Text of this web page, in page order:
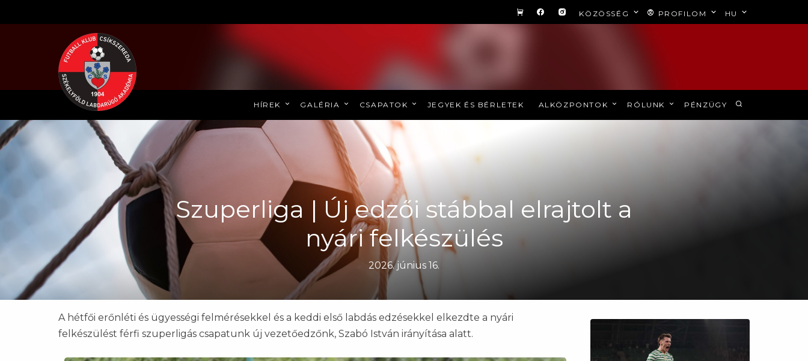
KÖZÖSSÉG PROFILOM HU
HÍREK GALÉRIA CSAPATOK JEGYEK ÉS BÉRLETEK ALKÖZPONTOK RÓLUNK PÉNZÜGY
Szuperliga | Új edzői stábbal elrajtolt a
nyári felkészülés
2026. június 16.
A hétfői erőnléti és ügyességi felmérésekkel és a keddi első labdás edzésekkel elkezdte a nyári
felkészülést férfi szuperligás csapatunk új vezetőedzőnk, Szabó István irányítása alatt.